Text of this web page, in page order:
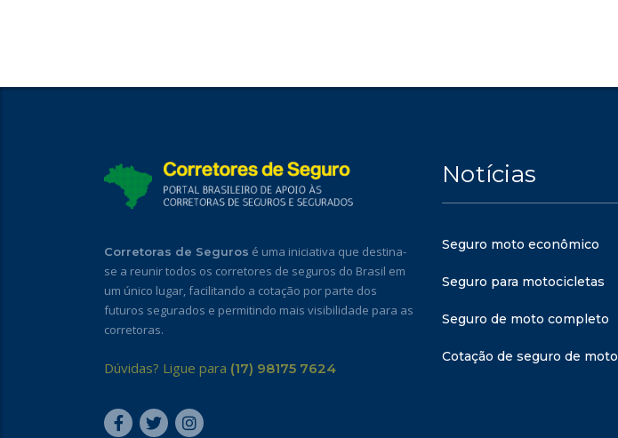
Corretoras de Seguros é uma iniciativa que destina-
se a reunir todos os corretores de seguros do Brasil em
um único lugar, facilitando a cotação por parte dos
futuros segurados e permitindo mais visibilidade para as
corretoras.
Dúvidas? Ligue para (17) 98175 7624
Notícias
Seguro moto econômico
Seguro para motocicletas
Seguro de moto completo
Cotação de seguro de moto